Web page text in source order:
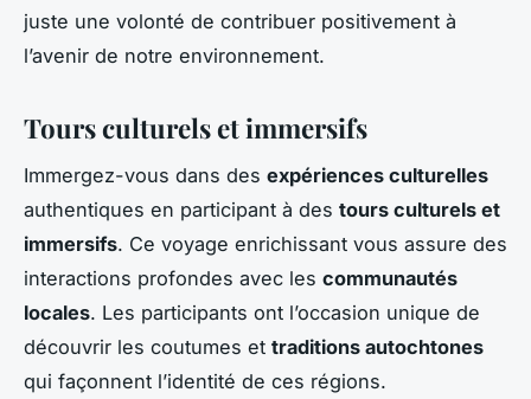
juste une volonté de contribuer positivement à
l’avenir de notre environnement.
Tours culturels et immersifs
Immergez-vous dans des expériences culturelles
authentiques en participant à des tours culturels et
immersifs. Ce voyage enrichissant vous assure des
interactions profondes avec les communautés
locales. Les participants ont l’occasion unique de
découvrir les coutumes et traditions autochtones
qui façonnent l’identité de ces régions.